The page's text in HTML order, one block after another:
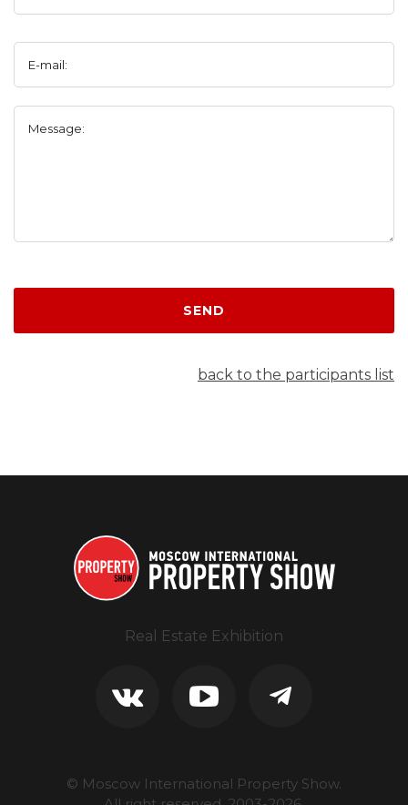
E-mail:
Message:
SEND
back to the participants list
Real Estate Exhibition
© Moscow International Property Show.